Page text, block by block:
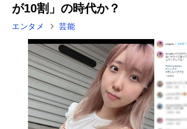
が10割」の時代か？
エンタメ 芸能